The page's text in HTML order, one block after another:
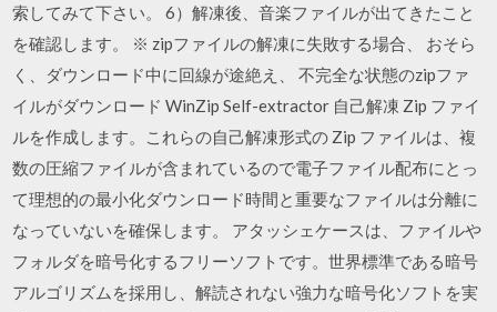
索してみて下さい。 6）解凍後、音楽ファイルが出てきたこと
を確認します。 ※ zipファイルの解凍に失敗する場合、 おそら
く、ダウンロード中に回線が途絶え、 不完全な状態のzipファ
イルがダウンロード WinZip Self-extractor 自己解凍 Zip ファイ
ルを作成します。これらの自己解凍形式の Zip ファイルは、複
数の圧縮ファイルが含まれているので電子ファイル配布にとっ
て理想的の最小化ダウンロード時間と重要なファイルは分離に
なっていないを確保します。 アタッシェケースは、ファイルや
フォルダを暗号化するフリーソフトです。世界標準である暗号
アルゴリズムを採用し、解読されない強力な暗号化ソフトを実